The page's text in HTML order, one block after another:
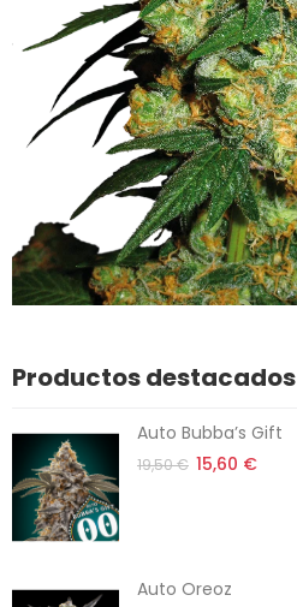
Productos destacados
Auto Bubba’s Gift
19,50 € 15,60 €
Auto Oreoz